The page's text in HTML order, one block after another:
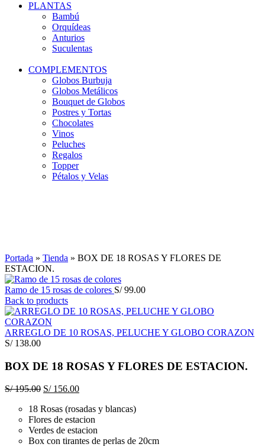
PLANTAS
Bambú
Orquídeas
Anturios
Suculentas
COMPLEMENTOS
Globos Burbuja
Globos Metálicos
Bouquet de Globos
Postres y Tortas
Chocolates
Vinos
Peluches
Regalos
Topper
Pétalos y Velas
Portada » Tienda » BOX DE 18 ROSAS Y FLORES DE
ESTACION.
Ramo de 15 rosas de colores S/99.00
Back to products
ARREGLO DE 10 ROSAS, PELUCHE Y GLOBO CORAZON
S/138.00
BOX DE 18 ROSAS Y FLORES DE ESTACION.
S/195.00 El
original
era:
S/ 195.00.
S/156.00El
actual
es:
S/ 156.00.
18 Rosas (rosadas y blancas)
Flores de estacion
Verdes de estacion
Box con tirantes de perlas de 20cm